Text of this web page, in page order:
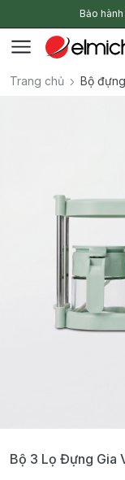
Bảo
Trang chủ Bộ
Bộ 3 Lọ Đựng Gia